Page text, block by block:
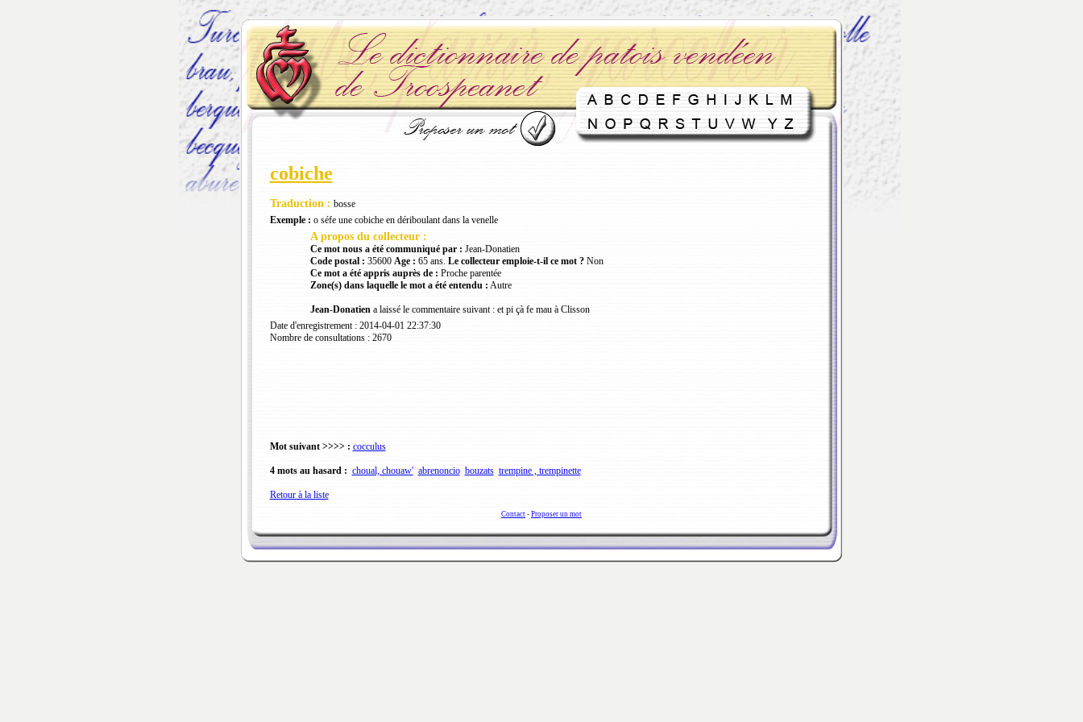
cobiche
Traduction : bosse
Exemple : o séfe une cobiche en dériboulant dans la venelle
A propos du collecteur :
Ce mot nous a été communiqué par : Jean-Donatien
Code postal : 35600 Age : 65 ans. Le collecteur emploie-t-il ce mot ?Non
Ce mot a été appris auprès de : Proche parentée
Zone(s) dans laquelle le mot a été entendu : Autre
Jean-Donatiena laissé le commentaire suivant : et pi çà fe mau à Clisson
Date d'enregistrement : 2014-04-01 22:37:30
Nombre de consultations : 2670
Mot suivant >>>> : cocculus
4 mots au hasard : choual, chouaw' abrenoncio bouzats trempine , trempinette
Retour à la liste
Contact - Proposer un mot